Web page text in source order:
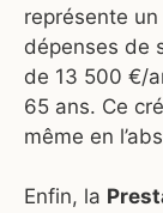
représente
dépenses de
de 13 500 €/
65 ans. Ce
même en
Enfin, la